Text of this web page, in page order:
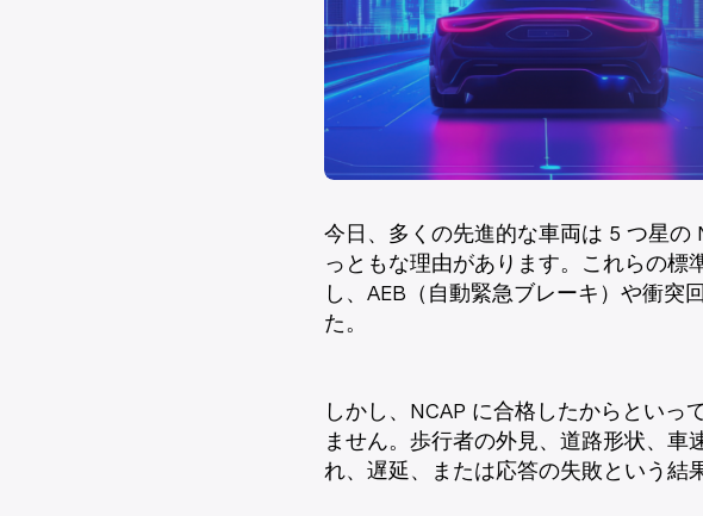
今日、多くの先進的な車両は 5 つ星の
っともな理由があります。これらの標
し、AEB（自動緊急ブレーキ）や衝突
た。
しかし、NCAP に合格したからといっ
ません。歩行者の外見、道路形状、
れ、遅延、または応答の失敗という結